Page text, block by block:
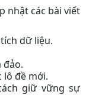
nhật các bài viết
dữ liệu.
đảo.
lô đề mới.
giữ vững sự